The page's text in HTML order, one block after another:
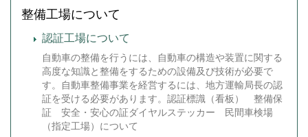
整備工場について
認証工場について
自動車の整備を行うには、自動車の構造や装置に関する
高度な知識と整備をするための設備及び技術が必要で
す。自動車整備事業を経営するには、地方運輸局長の認
証を受ける必要があります。認証標識（看板） 整備保
証 安全・安心の証ダイヤルステッカー 民間車検場
（指定工場）について